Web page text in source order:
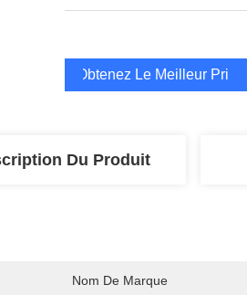
Obtenez Le Meilleur Prix
Du Produit
Nom De Marque